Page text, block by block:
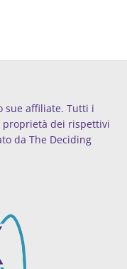
sue affiliate. Tutti i
dei rispettivi
daThe Deciding